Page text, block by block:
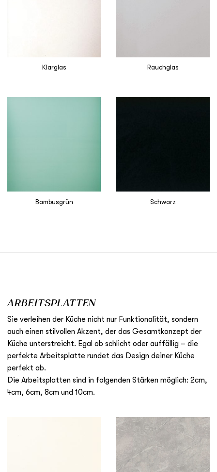
Klarglas Rauchglas
Bambusgrün Schwarz
ARBEITSPLATTEN
Sie verleihen der Küche nicht nur Funktionalität, sondern
auch einen stilvollen Akzent, der das Gesamtkonzept der
Küche unterstreicht. Egal ob schlicht oder auffällig – die
perfekte Arbeitsplatte rundet das Design deiner Küche
perfekt ab.
Die Arbeitsplatten sind in folgenden Stärken möglich: 2cm,
4cm, 6cm, 8cm und 10cm.